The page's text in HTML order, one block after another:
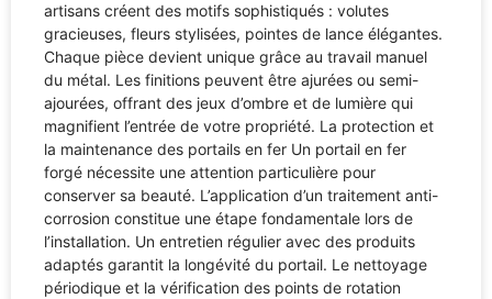
artisans créent des motifs sophistiqués : volutes
gracieuses, fleurs stylisées, pointes de lance élégantes.
Chaque pièce devient unique grâce au travail manuel
du métal. Les finitions peuvent être ajurées ou semi-
ajourées, offrant des jeux d’ombre et de lumière qui
magnifient l’entrée de votre propriété. La protection et
la maintenance des portails en fer Un portail en fer
forgé nécessite une attention particulière pour
conserver sa beauté. L’application d’un traitement anti-
corrosion constitue une étape fondamentale lors de
l’installation. Un entretien régulier avec des produits
adaptés garantit la longévité du portail. Le nettoyage
périodique et la vérification des points de rotation